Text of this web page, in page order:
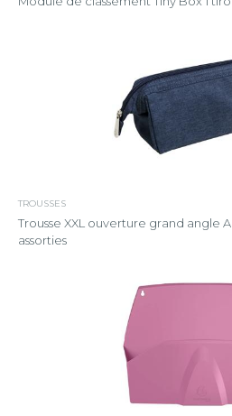
TROUSSES
Trousse XXL ouverture grand angle
assorties